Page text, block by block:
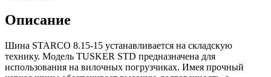
Описание
Шина STARCO 8.15-15 устанавливается на складскую
технику. Модель TUSKER STD предназначена для
использования на вилочных погрузчиках. Имея прочный